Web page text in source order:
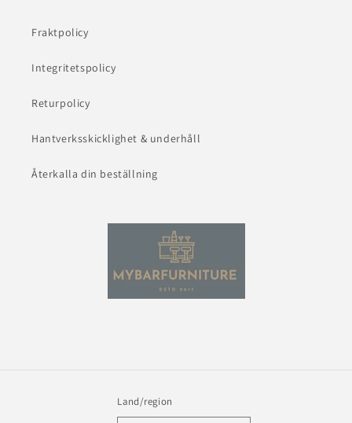
Fraktpolicy
Integritetspolicy
Returpolicy
Hantverksskicklighet & underhåll
Återkalla din beställning
Land/region